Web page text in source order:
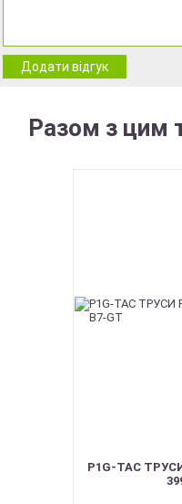
Додати відгук
Разом з цим
P1G-TAC